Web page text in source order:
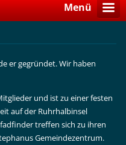
Menü
er gegründet. Wir haben
und ist zu einer festen
auf der Ruhrhalbinsel
treffen sich zu ihren
Gemeindezentrum.